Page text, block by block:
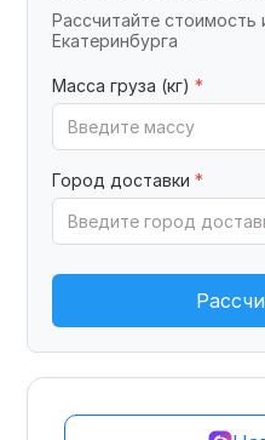
Рассчитайте стоимость
Екатеринбурга
Масса груза (кг) *
Город доставки *